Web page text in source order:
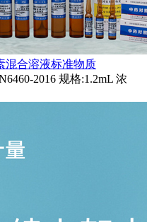
混合溶液标准物质
2016 规格:1.2mL 浓